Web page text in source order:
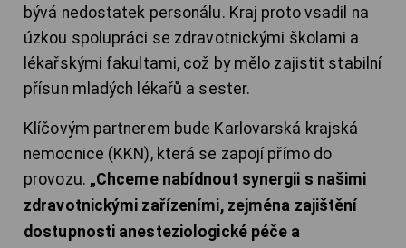
bývá nedostatek personálu. Kraj proto vsadil na
úzkou spolupráci se zdravotnickými školami a
lékařskými fakultami, což by mělo zajistit stabilní
přísun mladých lékařů a sester.
Klíčovým partnerem bude Karlovarská krajská
nemocnice (KKN), která se zapojí přímo do
provozu. „Chceme nabídnout synergii s našimi
zdravotnickými zařízeními, zejména zajištění
dostupnosti anesteziologické péče a